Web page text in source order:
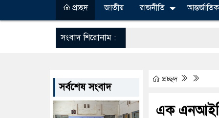
প্রচ্ছদ জাতীয় রাজনীতি আন্তর্জাতিক
সংবাদ শিরোনাম :
প্রচ্ছদ
এক
সর্বশেষ সংবাদ